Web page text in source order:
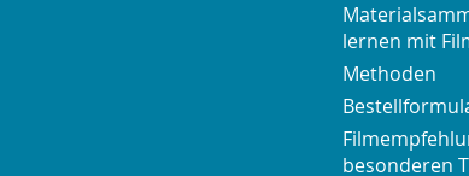
lernen mit
Methoden
besonderen